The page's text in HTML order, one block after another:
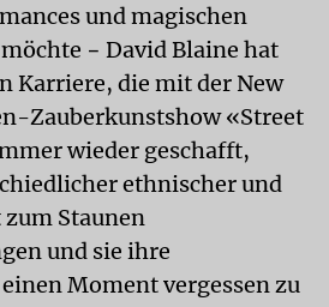
und magischen
− David Blaine hat
Karriere, die mit der New
Zauberkunstshow «Street
wieder geschafft,
ethnischer und
Staunen
und sie ihre
Moment vergessen zu